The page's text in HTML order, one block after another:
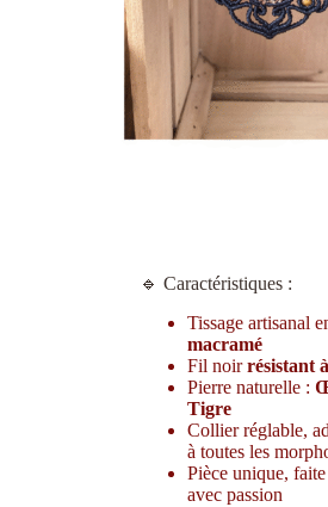
🔹 Caractéristiques :
Tissage artisanal
macramé
Fil noirrésistant
Pierre naturelle :
Tigre
Collier réglable,
à toutes les
Pièce unique,
avec passion